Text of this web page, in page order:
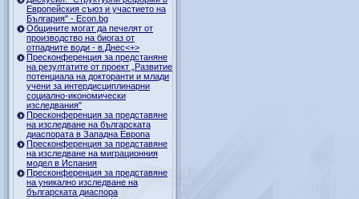
Европейския съюз и участието на
България" - Econ.bg
Общините могат да печелят от
производство на биогаз от
отпадните води - в.Днес<+>
Пресконференция за предстаняне
на резултатите от проект „Развитие
потенциала на докторанти и млади
учени за интердисциплинарни
социално-икономически
изследвания"
Пресконференция за представяне
на изследване на българската
диаспората в Западна Европа
Пресконференция за представяне
на изследване на миграционния
модел в Испания
Пресконференция за представяне
на уникално изследване на
българската диаспора